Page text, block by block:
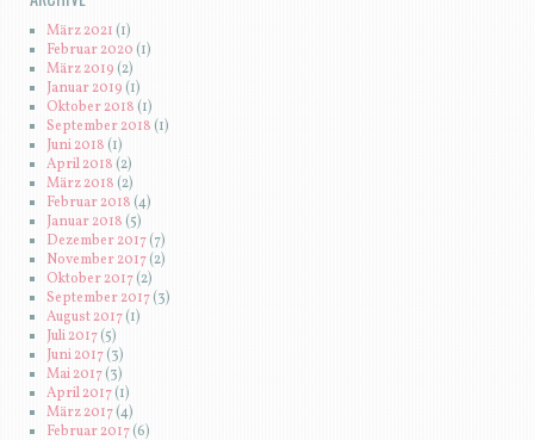
März 2021(1)
Februar 2020 (1)
März 2019 (2)
Januar 2019 (1)
Oktober 2018(1)
September 2018 (1)
Juni 2018 (1)
April 2018(2)
März 2018 (2)
Februar 2018(4)
Januar 2018 (5)
Dezember 2017(7)
November 2017(2)
Oktober 2017(2)
September 2017(3)
August 2017(1)
Juli 2017(5)
Juni 2017(3)
Mai 2017(3)
April 2017(1)
März 2017(4)
Februar 2017(6)